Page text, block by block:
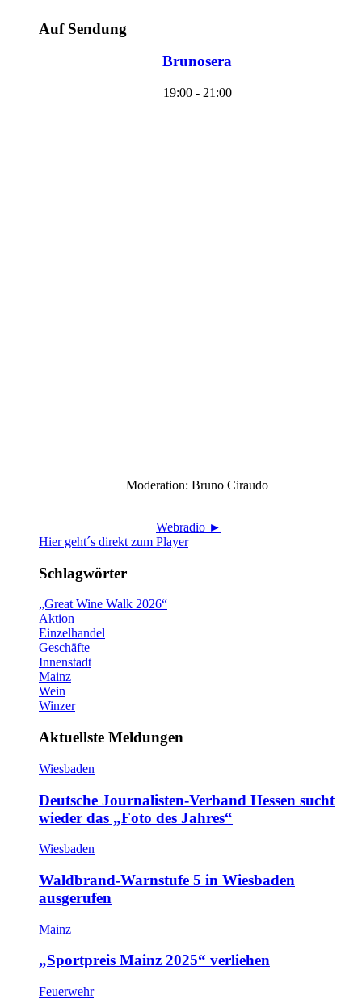
Auf Sendung
Brunosera
19:00 - 21:00
Moderation: Bruno Ciraudo
Webradio ►
Hier geht´s direkt zum Player
Schlagwörter
„Great Wine Walk 2026“
Aktion
Einzelhandel
Geschäfte
Innenstadt
Mainz
Wein
Winzer
Aktuellste Meldungen
Wiesbaden
Deutsche Journalisten-Verband Hessen sucht
wieder das „Foto des Jahres“
Wiesbaden
Waldbrand-Warnstufe 5 in Wiesbaden
ausgerufen
Mainz
„Sportpreis Mainz 2025“ verliehen
Feuerwehr